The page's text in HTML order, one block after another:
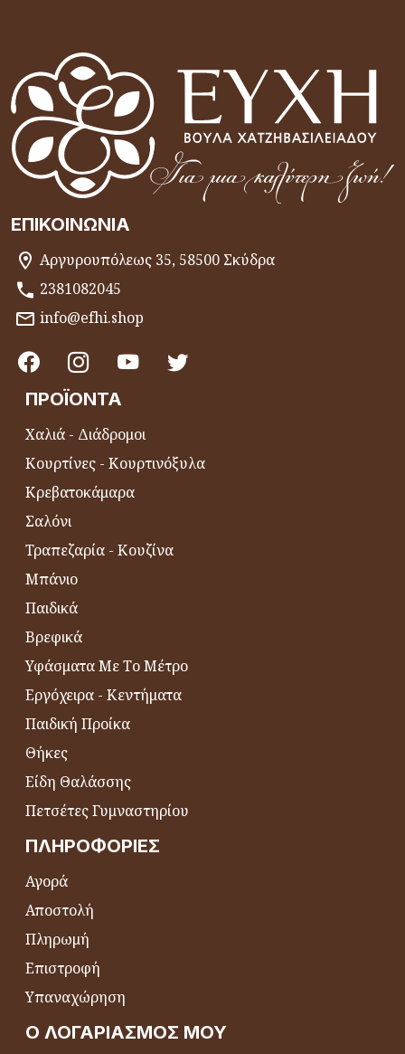
ΕΠΙΚΟΙΝΩΝΊΑ
Αργυρουπόλεως 35, 58500 Σκύδρα
2381082045
info@efhi.shop
ΠΡΟΪΌΝΤΑ
Χαλιά - Διάδρομοι
Κουρτίνες - Κουρτινόξυλα
Κρεβατοκάμαρα
Σαλόνι
Τραπεζαρία - Κουζίνα
Μπάνιο
Παιδικά
Βρεφικά
Υφάσματα Με Το Μέτρο
Εργόχειρα - Κεντήματα
Παιδική Προίκα
Θήκες
Είδη Θαλάσσης
Πετσέτες Γυμναστηρίου
ΠΛΗΡΟΦΟΡΊΕΣ
Αγορά
Αποστολή
Πληρωμή
Επιστροφή
Υπαναχώρηση
Ο ΛΟΓΑΡΙΑΣΜΌΣ ΜΟΥ